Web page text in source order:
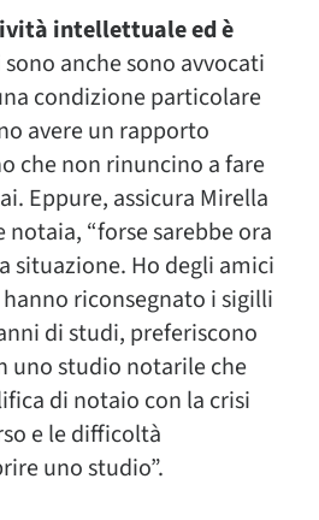
intellettuale ed è
anche sono avvocati
condizione particolare
avere un rapporto
che non rinuncino a fare
Eppure, assicura Mirella
“forse sarebbe ora
situazione. Ho degli amici
riconsegnato i sigilli
di studi, preferiscono
uno studio notarile che
di notaio con la crisi
e le difficoltà
uno studio”.